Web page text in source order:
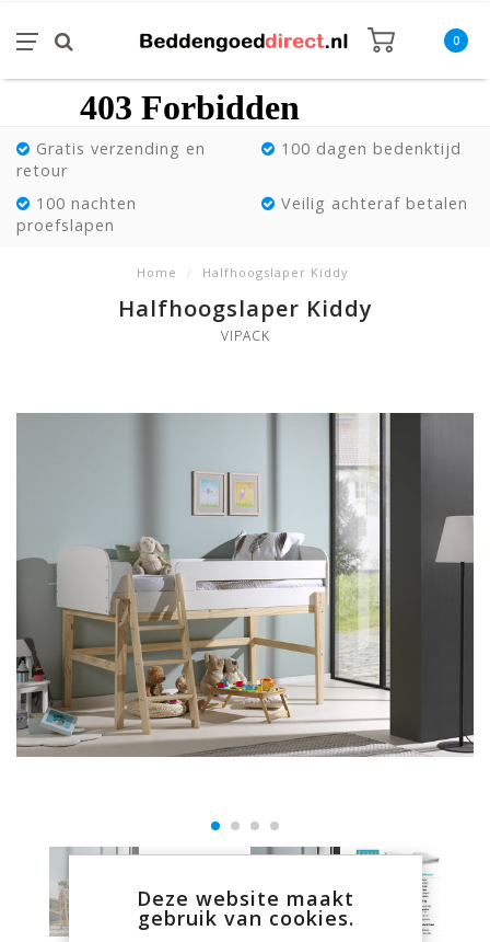
0
Gratis verzending en
retour
100 dagen bedenktijd
100 nachten
proefslapen
Veilig achteraf betalen
Home / Halfhoogslaper Kiddy
Halfhoogslaper Kiddy
VIPACK
Deze website maakt
gebruik van cookies.